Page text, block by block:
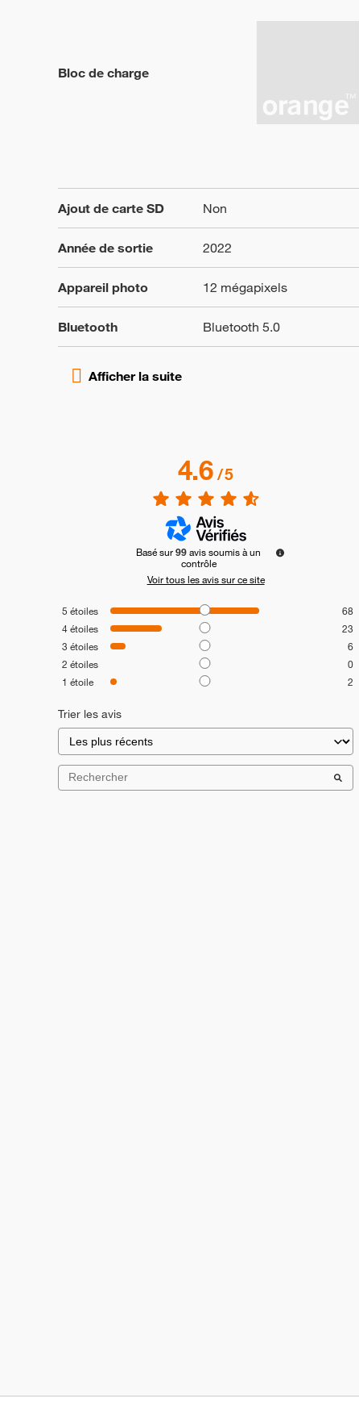
Bloc de charge
Ajout de carte SD Non
Année de sortie 2022
Appareil photo 12 mégapixels
Bluetooth Bluetooth 5.0
4.6/5
Basé sur99avis soumis à un
contrôle
Voir tous les avis sur ce site
5 étoiles
68
4étoiles
23
3 étoiles
6
2 étoiles
0
1 étoile 2
Trier les avis